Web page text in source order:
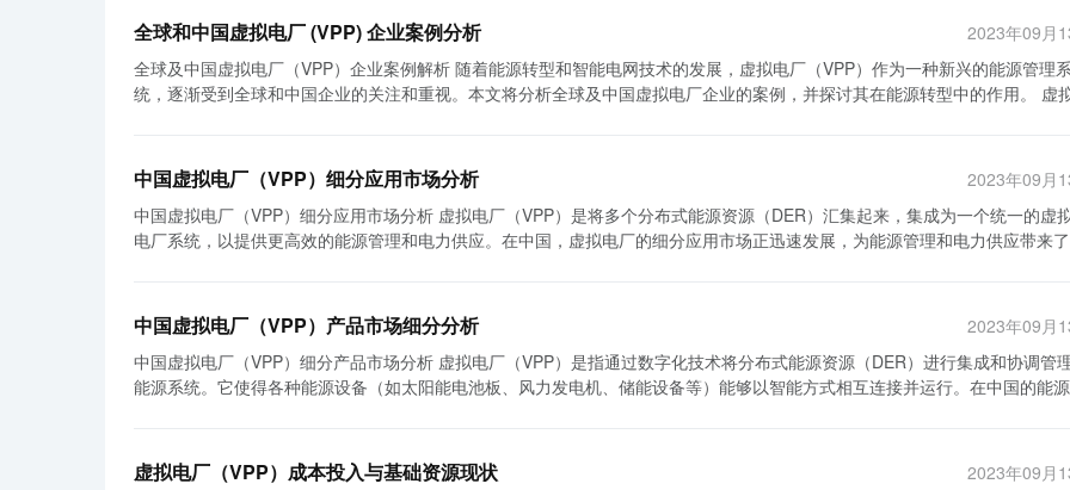
护、标准化和产业链建设等深层次问题。然而，中国庞大的互联网用户基数和元宇宙行业的潜在市场机遇为行业带来了巨大的
是企业发展的核心竞争力。因此，政府应加大对软件人才培养的投入，提供资金和政策支持，鼓励高校和培训机构开设软件相
业和课程。企业也应建立良好的人才培养机制，提供培训和晋升机会，吸引和留住优秀的人才。 最后，加强知识产权保护。知识产
权的保护对软件企业的发展至关重要。政府应加强法律法规的制定和执行，打击侵权行为，切实保护软件企业的知识产权。软件
业也应加强自身的知识产权保护意识，完善内部管理机制，确保核心技术和知识不被侵犯和泄露。 总之，中国软件行业投资战略规
提升自身的竞争力和创新能力。只有这样，中国软件行业才能在全球舞台上取得更大的成就。
用和云计算等领域具有独特的优势和创新能力，正在不断崛起。这种多元化的竞争格局，使中国软件行业充满了活力和潜力。 其
次，中国软件行业的竞争态势较为激烈。随着科技的发展和市场需求的变化，软件行业面临着日新月异的挑战。竞争对手不断
新产品和服务，迫使其他企业不断提升技术研发能力和创新能力，以保持竞争力。此外，全球化的竞争也加剧了中国软件行业的
争态势。国际软件巨头进入中国市场，与本土企业展开竞争，使得中国软件企业需要在技术、品质和服务等方面与国际企业进
作与交流，推动科技成果转化应用于实际业务中。其次，注重市场营销和品牌建设。中国软件企业积极拓展国内外市场，加大
力度，提高品牌知名度和美誉度。此外，还加强了与行业协会和相关政府部门的合作，制定软件行业标准和政策，以推动整个行
的发展。 然而，中国软件行业在竞争中也面临着一些挑战。首先是国内外市场的竞争压力。如今，全球软件市场竞争激烈，国际软
件巨头进入中国市场，对本土软件企业构成了巨大的竞争压力。其次，软件知识产权保护仍然是一个难题。虽然中国政府采取
加强技术创新、市场营销和品牌建设等方式提升竞争力。然而，仍然面临国内外市场竞争压力和软件知识产权保护等挑战。未
全球和中国虚拟电厂 (VPP) 企业案例分析
2023年09月
全球及中国虚拟电厂（VPP）企业案例解析 随着能源转型和智能电网技术的发展，虚拟电厂（VPP）作为一种新兴的能源管理系
统，逐渐受到全球和中国企业的关注和重视。本文将分析全球及中国虚拟电厂企业的案例，并探讨其在能源转型中的作用。 虚拟电
个成功的虚拟电厂企业案例。Sonnen通过建筑自己的储能设备和智能电网技术，将分散的太阳能和风能资源进行集成，实现电
的自动控制和优化调度。该公司还通过与电力公司和能源服务商合作，为用户提供可再生能源供电和电力储备等服务。Sonnen
虚拟电厂系统已经在德国、奥地利和意大利等国家的小区、公共建筑和商业场所得到广泛应用。 同样，在中国，虚拟电厂也受到越
来越多企业的重视。中国能源领先企业中国华电集团旗下的中电控股有限公司是一个典型的虚拟电厂企业。中电控股通过整合
经济和环境效益。 虚拟电厂企业在能源转型中发挥着重要作用。首先，它们可以整合和优化分布式能源资源，实现可再生能源的目
标。由于可再生能源的波动性和不可控性，通过虚拟电厂系统可以将各种分布式能源进行协调，提高能源的可用性和稳定性。其
次，虚拟电厂系统可以实现电力交易和市场化运营，促进能源的经济性。虚拟电厂企业可以与电力公司、能源服务商和用户进
作，通过电力交易和能源增值服务等方式获取经济利益。此外，虚拟电厂系统还可以提供弹性电力需求和能源管理服务，为电
和商业模式仍不完善。目前，虚拟电厂企业面临的电力市场和政策环境比较复杂，需要进一步完善运营和商业模式，以实现可
中国虚拟电厂（VPP）细分应用市场分析
2023年09月
中国虚拟电厂（VPP）细分应用市场分析 虚拟电厂（VPP）是将多个分布式能源资源（DER）汇集起来，集成为一个统一的虚拟发
电厂系统，以提供更高效的能源管理和电力供应。在中国，虚拟电厂的细分应用市场正迅速发展，为能源管理和电力供应带来
靠性和稳定性。 其次，虚拟电厂可以提供有效的能源管理和优化能源利用的解决方案。通过利用分布式能源资源的灵活性和响应能
力，虚拟电厂可以更好地应对电力需求的波动。通过智能控制和监测，虚拟电厂可以优化能源的调度和使用，最大程度地减少
浪费和成本。 此外，虚拟电厂还可以为能源市场提供更多的选择和灵活性。传统的发电厂往往需要长时间的建设和投资，而虚拟电
厂则可以通过集成多个分布式能源资源快速搭建和扩展。这为能源市场带来了更多的竞争和多样化供应，并促进了市场的发展
厂需要与现有的电力系统和能源市场紧密衔接，而这涉及到政府政策和市场机制的协调和改革。在中国，电力市场尚处于改革
中国虚拟电厂（VPP）产品市场细分分析
2023年09月
中国虚拟电厂（VPP）细分产品市场分析 虚拟电厂（VPP）是指通过数字化技术将分布式能源资源（DER）进行集成和协调管理的
能源系统。它使得各种能源设备（如太阳能电池板、风力发电机、储能设备等）能够以智能方式相互连接并运行。在中国的能
理各种能源设备的数据，并进行优化的能源调度和管理。EMS市场在中国呈现出强劲增长的趋势，预计在未来几年里将保持稳
虚拟电厂（VPP）成本投入与基础资源现状
2023年09月